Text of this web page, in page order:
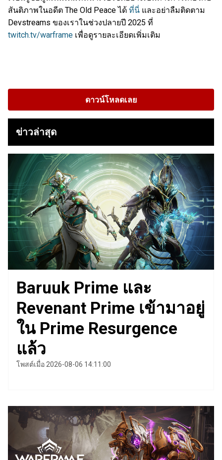
สันติภาพในอดีต The Old Peace ได้ ที่นี่ และอย่าลืมติดตาม
Devstreams ของเราในช่วงปลายปี 2025 ที่
twitch.tv/warframe เพื่อดูรายละเอียดเพิ่มเติม
ดาวน์โหลดเลย
ข่าวล่าสุด
Baruuk Prime และ
Revenant Prime เข้ามาอยู่
ใน Prime Resurgence
แล้ว
โพสต์เมื่อ 2026-08-06 14:11:00